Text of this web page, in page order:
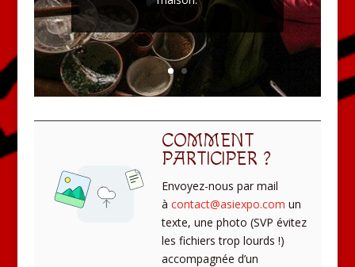
COMMENT
PARTICIPER ?
Envoyez-nous par mail
à contact@asiexpo.com un
texte, une photo (SVP évitez
les fichiers trop lourds !)
accompagnée d’un